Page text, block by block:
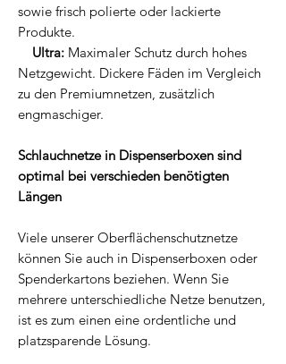
sowie frisch polierte oder lackierte
Produkte.
Ultra: Maximaler Schutz durch hohes
Netzgewicht. Dickere Fäden im Vergleich
zu den Premiumnetzen, zusätzlich
engmaschiger.
Schlauchnetze in Dispenserboxen sind
optimal bei verschieden benötigten
Längen
Viele unserer Oberflächenschutznetze
können Sie auch in Dispenserboxen oder
Spenderkartons beziehen. Wenn Sie
mehrere unterschiedliche Netze benutzen,
ist es zum einen eine ordentliche und
platzsparende Lösung.